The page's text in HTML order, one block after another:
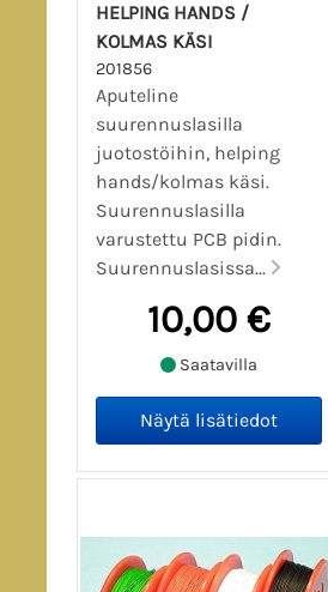
HELPING HANDS /
KOLMAS KÄSI
201856
Aputeline
suurennuslasilla
juotostöihin, helping
hands/kolmas käsi.
Suurennuslasilla
varustettu PCB pidin.
Suurennuslasissa...
10,00 €
Saatavilla